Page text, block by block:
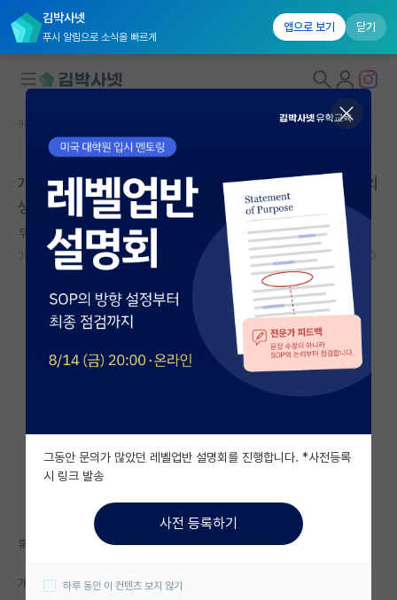
김박사넷
푸시 알림으로 소식을 빠르게
앱으로 보기 닫기
대학원생 모집
국내대학원 정보
연구실&오픈랩
커뮤니티
커뮤니티 홈
전체글보기
베스트 게시판
자유 게시판(아무개랩)
미국 유학 게시판
미국 대학원 합격 후기 게시판
대학원생 모집 게시판
커뮤니티 홈
개발자를 ai가 대체한다는 것에 대한 석박사님,교수님들의
생각이 궁금합니다
무기력한 피타고라스
2025.06.20 12 1584
혹시 석,박사 또는 교수님들께서는
개발자를 ai가 대체 가능하다고 생각하시나요?
그동안 문의가 많았던 레벨업반 설명회를 진행합니다. *사전등록
시 링크 발송
사전 등록하기
하루 동안 이 컨텐츠 보지 않기